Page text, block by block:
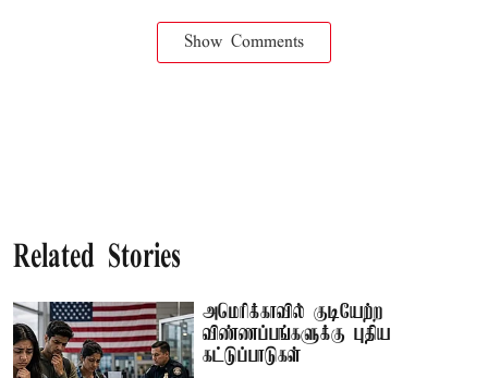
Show Comments
Related Stories
அமெரிக்காவில் குடியேற்ற
விண்ணப்பங்களுக்கு புதிய
கட்டுப்பாடுகள்